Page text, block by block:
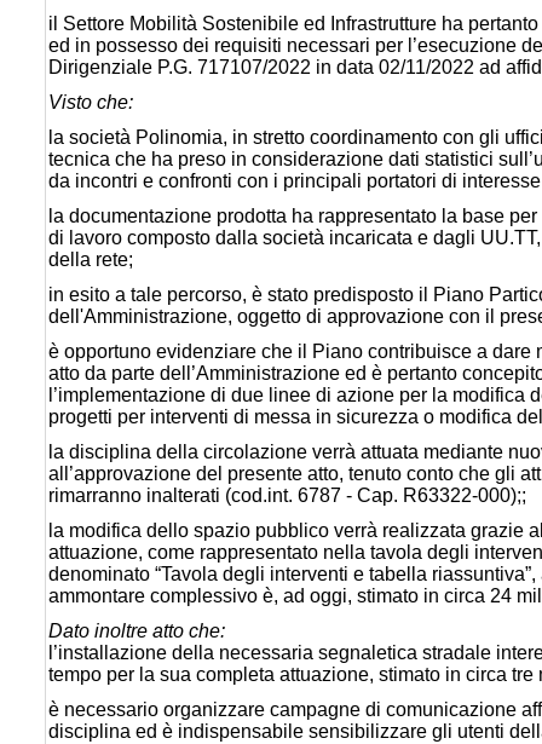
il Settore Mobilità Sostenibile ed Infrastrutture ha
ed in possesso dei requisiti necessari per l’esecuzione
Dirigenziale P.G. 717107/2022 in data 02/11/2022 ad
Visto che:
la società Polinomia, in stretto coordinamento con gli
tecnica che ha preso in considerazione dati statistici
da incontri e confronti con i principali portatori di
la documentazione prodotta ha rappresentato la base
di lavoro composto dalla società incaricata e dagli
della rete;
in esito a tale percorso, è stato predisposto il Piano
dell'Amministrazione, oggetto di approvazione con il
è opportuno evidenziare che il Piano contribuisce a
atto da parte dell’Amministrazione ed è pertanto
l’implementazione di due linee di azione per la
progetti per interventi di messa in sicurezza o modifica
la disciplina della circolazione verrà attuata mediante
all’approvazione del presente atto, tenuto conto che gli
rimarranno inalterati (cod.int. 6787 - Cap. R63322-000);;
la modifica dello spazio pubblico verrà realizzata grazie
attuazione, come rappresentato nella tavola degli
denominato “Tavola degli interventi e tabella
ammontare complessivo è, ad oggi, stimato in circa 24
Dato inoltre atto che:
l’installazione della necessaria segnaletica stradale
tempo per la sua completa attuazione, stimato in circa tre
è necessario organizzare campagne di comunicazione
disciplina ed è indispensabile sensibilizzare gli utenti